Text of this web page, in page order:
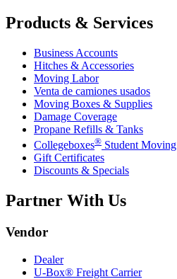
Products & Services
Business Accounts
Hitches & Accessories
Moving Labor
Venta de camiones usados
Moving Boxes & Supplies
Damage Coverage
Propane Refills & Tanks
Collegeboxes® Student Moving
Gift Certificates
Discounts & Specials
Partner With Us
Vendor
Dealer
U-Box® Freight Carrier